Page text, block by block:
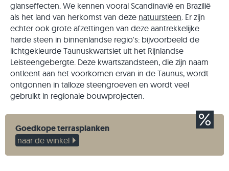
glanseffecten. We kennen vooral Scandinavië en Brazilië
als het land van herkomst van deze natuursteen. Er zijn
echter ook grote afzettingen van deze aantrekkelijke
harde steen in binnenlandse regio's: bijvoorbeeld de
lichtgekleurde Taunuskwartsiet uit het Rijnlandse
Leisteengebergte. Deze kwartszandsteen, die zijn naam
ontleent aan het voorkomen ervan in de Taunus, wordt
ontgonnen in talloze steengroeven en wordt veel
gebruikt in regionale bouwprojecten.
Goedkope terrasplanken
naar de winkel